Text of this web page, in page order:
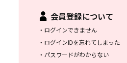
会員登録について
・ ログインできません
・ ログインIDを忘れてしまった
・ パスワードがわからない